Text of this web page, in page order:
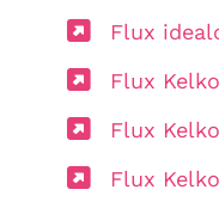
Flux
Flux
Flux
Flux